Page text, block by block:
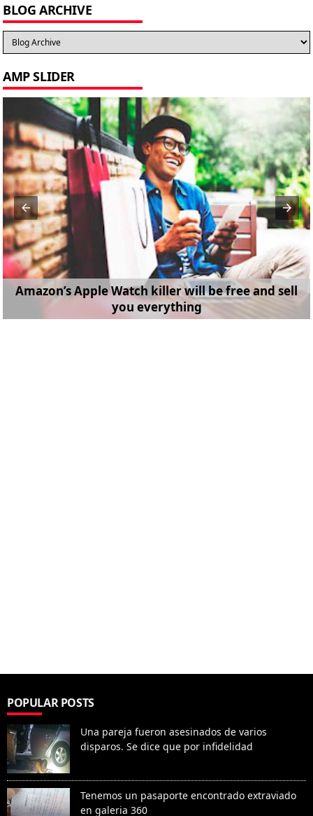
BLOG ARCHIVE
AMP SLIDER
Amazon’s Apple Watch killer will be free and sell
you everything
POPULAR POSTS
Una pareja fueron asesinados de varios
disparos. Se dice que por infidelidad
Tenemos un pasaporte encontrado extraviado
en galeria 360